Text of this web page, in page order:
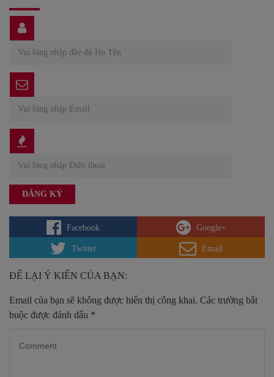
Facebook Google+
Twitter Email
ĐỂ LẠI Ý KIẾN CỦA BẠN:
Email của bạn sẽ không được hiển thị công khai. Các trường bắt
buộc được đánh dấu *